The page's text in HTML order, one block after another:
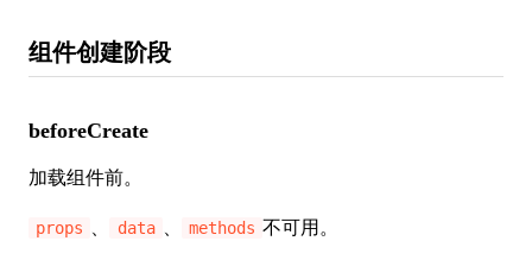
组件创建阶段
beforeCreate
加载组件前。
props data methods 不可用。